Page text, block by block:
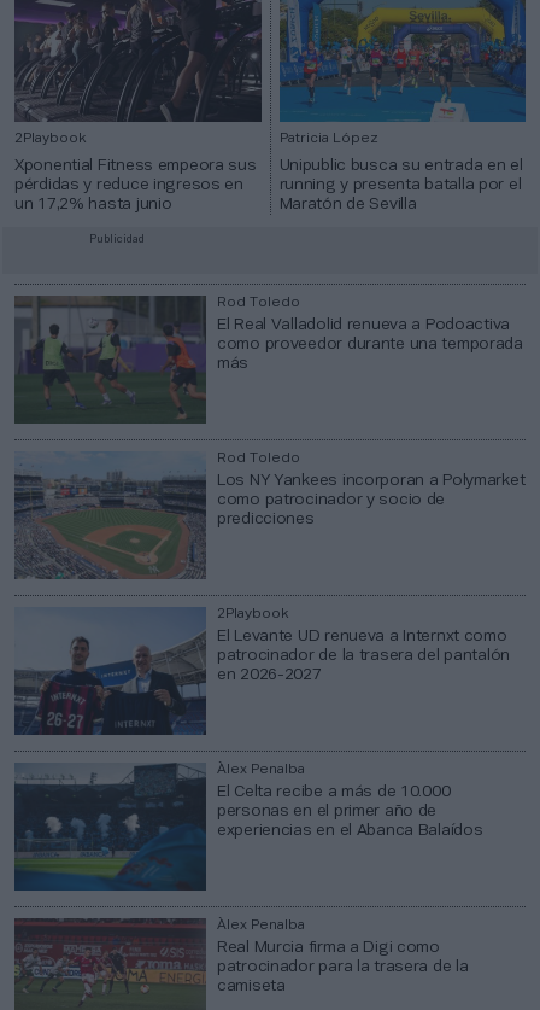
2Playbook
Xponential Fitness empeora sus
pérdidas y reduce ingresos en
un 17,2% hasta junio
Patricia López
Unipublic busca su entrada en el
running y presenta batalla por el
Maratón de Sevilla
Publicidad
Rod Toledo
El Real Valladolid renueva a Podoactiva
como proveedor durante una temporada
más
Rod Toledo
Los NY Yankees incorporan a Polymarket
como patrocinador y socio de
predicciones
2Playbook
El Levante UD renueva a Internxt como
patrocinador de la trasera del pantalón
en 2026-2027
Àlex Penalba
El Celta recibe a más de 10.000
personas en el primer año de
experiencias en el Abanca Balaídos
Àlex Penalba
Real Murcia firma a Digi como
patrocinador para la trasera de la
camiseta